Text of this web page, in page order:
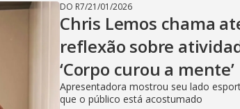
DO R7/21/01/2026
Chris Lemos chama
reflexão sobre
‘Corpo curou a mente’
Apresentadora mostrou seu lado
que o público está acostumado